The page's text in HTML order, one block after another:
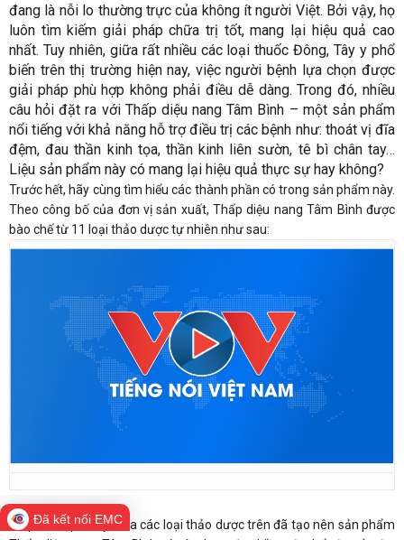
đang là nỗi lo thường trực của không ít người Việt. Bởi vậy, họ
luôn tìm kiếm giải pháp chữa trị tốt, mang lại hiệu quả cao
nhất. Tuy nhiên, giữa rất nhiều các loại thuốc Đông, Tây y phổ
biến trên thị trường hiện nay, việc người bệnh lựa chọn được
giải pháp phù hợp không phải điều dễ dàng. Trong đó, nhiều
câu hỏi đặt ra với Thấp diệu nang Tâm Bình – một sản phẩm
nổi tiếng với khả năng hỗ trợ điều trị các bệnh như: thoát vị đĩa
đệm, đau thần kinh tọa, thần kinh liên sườn, tê bì chân tay…
Liệu sản phẩm này có mang lại hiệu quả thực sự hay không?
Trước hết, hãy cùng tìm hiểu các thành phần có trong sản phẩm này.
Theo công bố của đơn vị sản xuất, Thấp diệu nang Tâm Bình được
bào chế từ 11 loại thảo dược tự nhiên như sau:
Sự phối hợp “ăn ý” của các loại thảo dược trên đã tạo nên sản phẩm
Đã kết nối EMC